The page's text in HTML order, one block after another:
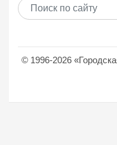
© 1996-2026